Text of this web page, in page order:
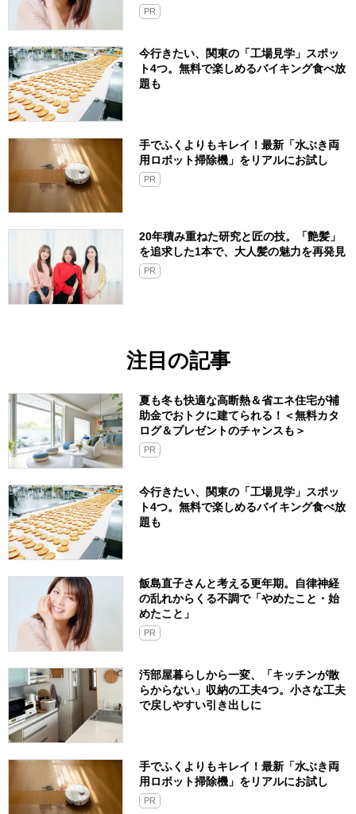
PR
今行きたい、関東の「工場見学」スポッ
ト4つ。無料で楽しめるバイキング食べ放
題も
手でふくよりもキレイ！最新「水ぶき両
用ロボット掃除機」をリアルにお試し
PR
20年積み重ねた研究と匠の技。「艶髪」
を追求した1本で、大人髪の魅力を再発見
PR
注目の記事
夏も冬も快適な高断熱＆省エネ住宅が補
助金でおトクに建てられる！＜無料カタ
ログ＆プレゼントのチャンスも＞
PR
今行きたい、関東の「工場見学」スポッ
ト4つ。無料で楽しめるバイキング食べ放
題も
飯島直子さんと考える更年期。自律神経
の乱れからくる不調で「やめたこと・始
めたこと」
PR
汚部屋暮らしから一変、「キッチンが散
らからない」収納の工夫4つ。小さな工夫
で戻しやすい引き出しに
手でふくよりもキレイ！最新「水ぶき両
用ロボット掃除機」をリアルにお試し
PR